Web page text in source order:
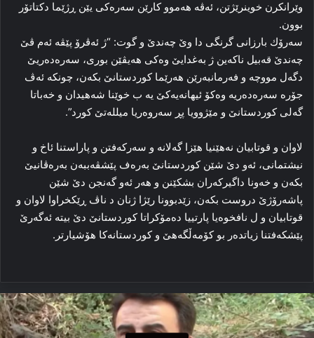
وێرانکرن خوینرێژتن، ئەڤە هەموو کارێن سەرەکی یێن ڕژێما دکتاتۆر
بوون.
سەرۆك بارزانی گرنگی دا وێ چەندێ و گوت: “ژ ئەڤرۆ پێڤە ئەم ڤێ
چەندێ قەبیل ناکەین ژ بەغدایێ وەکی هەیڤێن بوری، سەرەدەریێ
دگەل مووچە و فەرمانبەرێن هەرێما کوردستانێ بکەن، چونکە ئەڤ
جۆرە سەرەدەریە وەکۆ ئیهانەیەکێ یە ب خوێنا شەهیدان و خەباتا
گەلی کوردستانێ و مێژوویا پڕ سەروەریا میللەتێ کورد”.
لاوان و قوتابیان نەهێنیا هێزا گەلانە و سەرکەفتن و پاراستنا ئاخ و
نیشتمانی، ئەو دێ شێن کوردستانێ بەرەف پێشڤەببەن بەرەڤانیێ
بکەن و خەونا داگیرکەران بشکێنن و هەر ئەو گەنجن دێ شێن
پاشەرۆژێ دروست بکەن، زێدبوونا رێژا ژنان د ناڤ ڕێکخراوا لاوان و
قوتابیان و ل نافخوەیا پارتییا دەمۆكراتا كوردستانێ دێ بیتە ئەگەرێ
پێشکەفتنا زیاتدەر بو کۆمەڵگەهێ و کوردستانەکا هۆشیارتر.